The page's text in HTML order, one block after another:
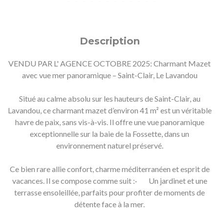
Description
VENDU PAR L' AGENCE OCTOBRE 2025: Charmant Mazet
avec vue mer panoramique – Saint-Clair, Le Lavandou
Situé au calme absolu sur les hauteurs de Saint-Clair, au
Lavandou, ce charmant mazet d’environ 41 m² est un véritable
havre de paix, sans vis-à-vis. Il offre une vue panoramique
exceptionnelle sur la baie de la Fossette, dans un
environnement naturel préservé.
Ce bien rare allie confort, charme méditerranéen et esprit de
vacances. Il se compose comme suit :· Un jardinet et une
terrasse ensoleillée, parfaits pour profiter de moments de
détente face à la mer.